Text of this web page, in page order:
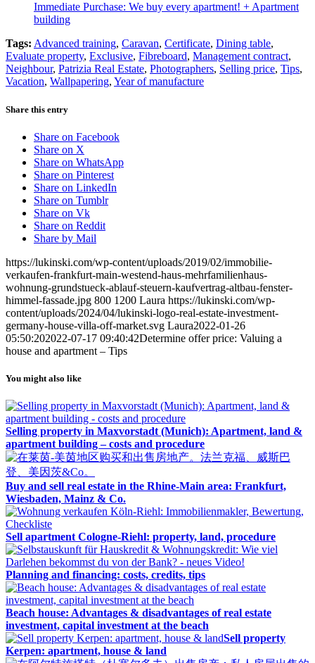
Immediate Purchase: We buy every apartment! + Apartment
building
Tags: Advanced training, Caravan, Certificate, Dining table,
Evaluate property, Exclusive, Fibreboard, Management contract,
Neighbour, Patrizia Real Estate, Photographers, Selling price, Tips,
Vacation, Wallpapering, Year of manufacture
Share this entry
Share on Facebook
Share on X
Share on WhatsApp
Share on Pinterest
Share on LinkedIn
Share on Tumblr
Share on Vk
Share on Reddit
Share by Mail
https://lukinski.com/wp-content/uploads/2019/02/immobilie-
verkaufen-frankfurt-main-westend-haus-mehrfamilienhaus-
wohnung-grundstueck-ablauf-steuern-kaufvertrag-altbau-fenster-
himmel-fassade.jpg 800 1200 Laura https://lukinski.com/wp-
content/uploads/2024/04/lukinski-logo-real-estate-investment-
germany-house-villa-off-market.svg Laura2022-01-26
05:50:202022-07-17 09:40:42Determine offer price: Valuing a
house and apartment – Tips
You might also like
Selling property in Maxvorstadt (Munich): Apartment, land &
apartment building – costs and procedure
Buy and sell real estate in the Rhine-Main area: Frankfurt,
Wiesbaden, Mainz & Co.
Sell apartment Cologne-Riehl: property, land, procedure
Planning and financing: costs, credits, tips
Beach house: Advantages & disadvantages of real estate
investment, capital investment at the beach
Sell property
Kerpen: apartment, house & land